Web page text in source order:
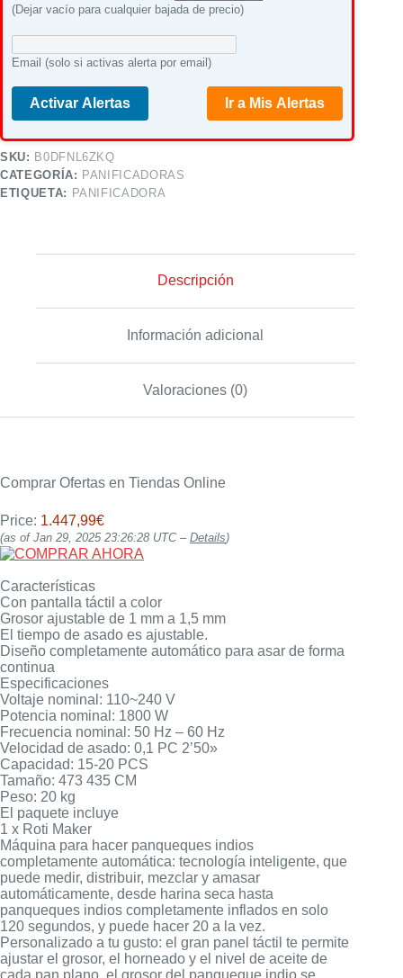
(Dejar vacío para cualquier bajada de precio)
Email (solo si activas alerta por email)
Activar Alertas Ir a Mis Alertas
SKU: B0DFNL6ZKQ
CATEGORÍA: PANIFICADORAS
ETIQUETA: PANIFICADORA
Descripción
Información adicional
Valoraciones (0)
Comprar Ofertas en Tiendas Online
Price: 1.447,99€
(as of Jan 29, 2025 23:26:28 UTC – Details)
Características
Con pantalla táctil a color
Grosor ajustable de 1 mm a 1,5 mm
El tiempo de asado es ajustable.
Diseño completamente automático para asar de forma
continua
Especificaciones
Voltaje nominal: 110~240 V
Potencia nominal: 1800 W
Frecuencia nominal: 50 Hz – 60 Hz
Velocidad de asado: 0,1 PC 2’50»
Capacidad: 15-20 PCS
Tamaño: 473 435 CM
Peso: 20 kg
El paquete incluye
1 x Roti Maker
Máquina para hacer panqueques indios
completamente automática: tecnología inteligente, que
puede medir, distribuir, mezclar y amasar
automáticamente, desde harina seca hasta
panqueques indios completamente inflados en solo
120 segundos, y puede hacer 20 a la vez.
Personalizado a tu gusto: el gran panel táctil te permite
ajustar el grosor, el horneado y el nivel de aceite de
cada pan plano, el grosor del panqueque indio se